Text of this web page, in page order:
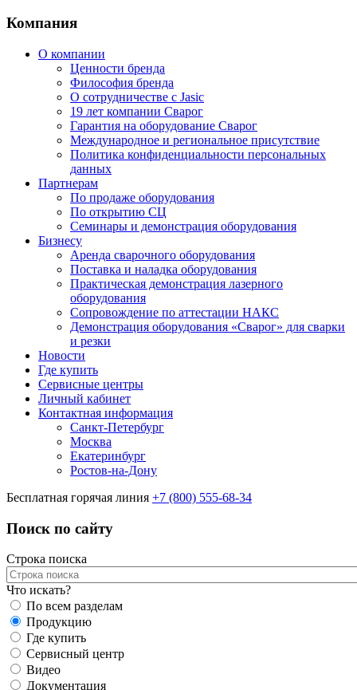
Компания
О компании
Ценности бренда
Философия бренда
О сотрудничестве с Jasic
19 лет компании Сварог
Гарантия на оборудование Сварог
Международное и региональное присутствие
Политика конфиденциальности персональных
данных
Партнерам
По продаже оборудования
По открытию СЦ
Семинары и демонстрация оборудования
Бизнесу
Аренда сварочного оборудования
Поставка и наладка оборудования
Практическая демонстрация лазерного
оборудования
Сопровождение по аттестации НАКС
Демонстрация оборудования «Сварог» для сварки
и резки
Новости
Где купить
Сервисные центры
Личный кабинет
Контактная информация
Санкт-Петербург
Москва
Екатеринбург
Ростов-на-Дону
Бесплатная горячая линия +7 (800) 555-68-34
Поиск по сайту
Строка поиска
Что искать?
По всем разделам
Продукцию
Где купить
Сервисный центр
Видео
Документация